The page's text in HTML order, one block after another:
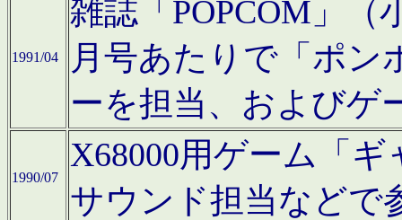
1991/04
雑誌「POPCOM」（
月号あたりで「ポン
ーを担当、およびゲ
1990/07
X68000用ゲーム「
サウンド担当などで